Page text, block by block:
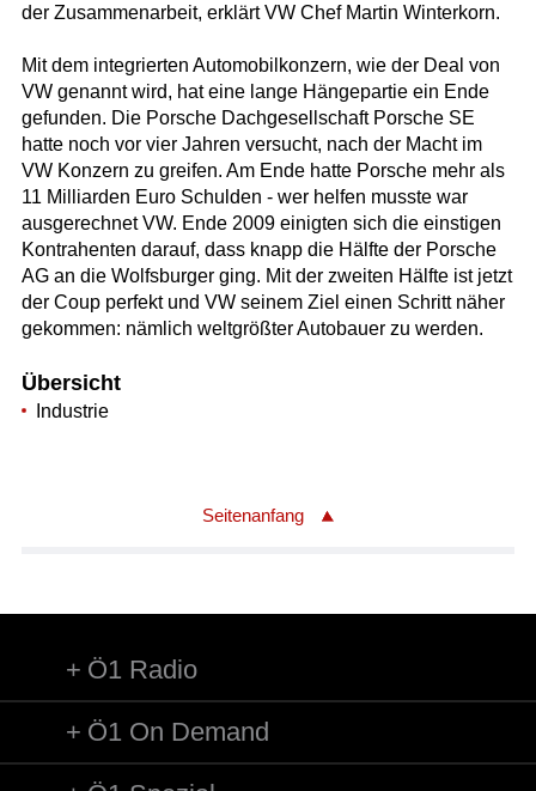
der Zusammenarbeit, erklärt VW Chef Martin Winterkorn.
Mit dem integrierten Automobilkonzern, wie der Deal von
VW genannt wird, hat eine lange Hängepartie ein Ende
gefunden. Die Porsche Dachgesellschaft Porsche SE
hatte noch vor vier Jahren versucht, nach der Macht im
VW Konzern zu greifen. Am Ende hatte Porsche mehr als
11 Milliarden Euro Schulden - wer helfen musste war
ausgerechnet VW. Ende 2009 einigten sich die einstigen
Kontrahenten darauf, dass knapp die Hälfte der Porsche
AG an die Wolfsburger ging. Mit der zweiten Hälfte ist jetzt
der Coup perfekt und VW seinem Ziel einen Schritt näher
gekommen: nämlich weltgrößter Autobauer zu werden.
Übersicht
Industrie
Seitenanfang
Ö1 Radio
Ö1 On Demand